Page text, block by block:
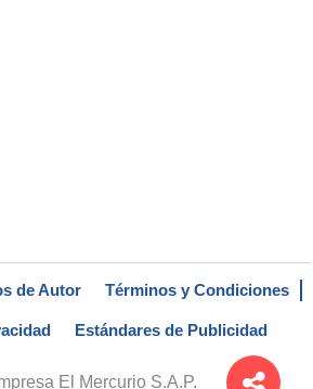
de Autor Términos y Condiciones
Estándares de Publicidad
El Mercurio S.A.P.